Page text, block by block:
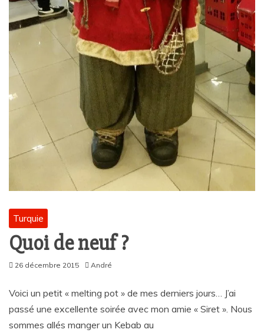
Turquie
Quoi de neuf ?
26 décembre 2015 André
Voici un petit « melting pot » de mes derniers jours… J’ai
passé une excellente soirée avec mon amie « Siret ». Nous
sommes allés manger un Kebab au